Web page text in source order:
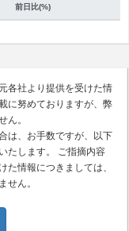
前日比(%)
各社より提供を受けた情
に努めておりますが、弊
ん。
は、お手数ですが、以下
たします。 ご指摘内容
た情報につきましては、
せん。